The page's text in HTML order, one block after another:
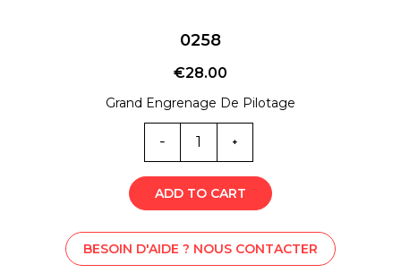
0258
€28.00
Grand Engrenage De Pilotage
0258
ADD TO CART
BESOIN D'AIDE ? NOUS CONTACTER